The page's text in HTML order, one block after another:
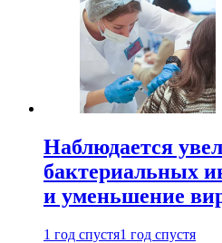
Наблюдается
бактериальных
и уменьшение
1 год спустя1 год спустя